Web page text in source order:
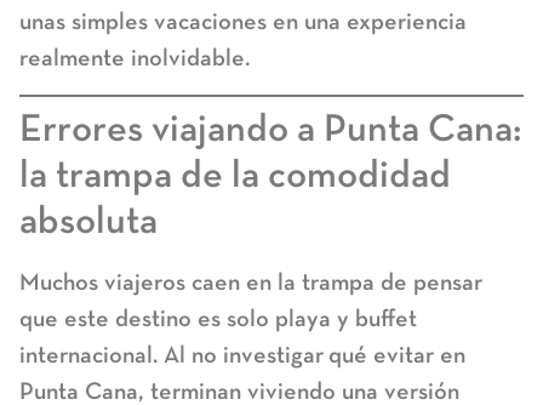
unas simples vacaciones en una experiencia
realmente inolvidable.
Errores viajando a Punta Cana:
la trampa de la comodidad
absoluta
Muchos viajeros caen en la trampa de pensar
que este destino es solo playa y buffet
internacional. Al no investigar qué evitar en
Punta Cana, terminan viviendo una versión